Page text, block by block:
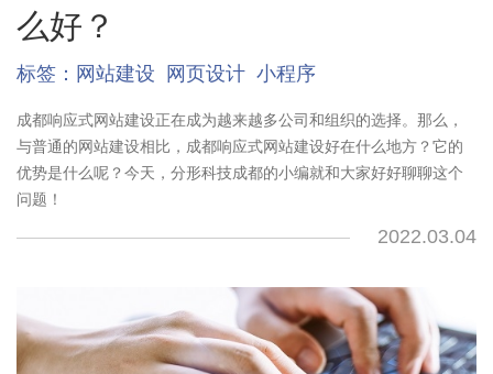
么好？
标签： 网站建设 网页设计 小程序
成都响应式网站建设正在成为越来越多公司和组织的选择。那么，
与普通的网站建设相比，成都响应式网站建设好在什么地方？它的
优势是什么呢？今天，分形科技成都的小编就和大家好好聊聊这个
问题！
2022.03.04